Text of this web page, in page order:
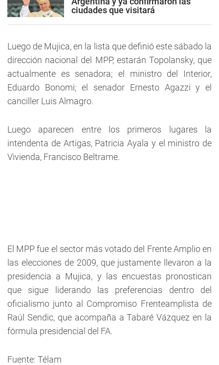
ciudades que visitará
Luego de Mujica, en la lista que definió este sábado la
dirección nacional del MPP, estarán Topolansky, que
actualmente es senadora; el ministro del Interior,
Eduardo Bonomi; el senador Ernesto Agazzi y el
canciller Luis Almagro.
Luego aparecen entre los primeros lugares la
intendenta de Artigas, Patricia Ayala y el ministro de
Vivienda, Francisco Beltrame.
El MPP fue el sector más votado del Frente Amplio en
las elecciones de 2009, que justamente llevaron a la
presidencia a Mujica, y las encuestas pronostican
que sigue liderando las preferencias dentro del
oficialismo junto al Compromiso Frenteamplista de
Raúl Sendic, que acompaña a Tabaré Vázquez en la
fórmula presidencial del FA.
Fuente: Télam